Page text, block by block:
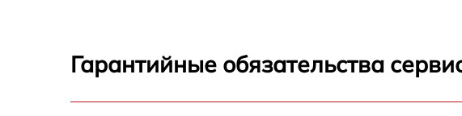
Гарантийные обязательства